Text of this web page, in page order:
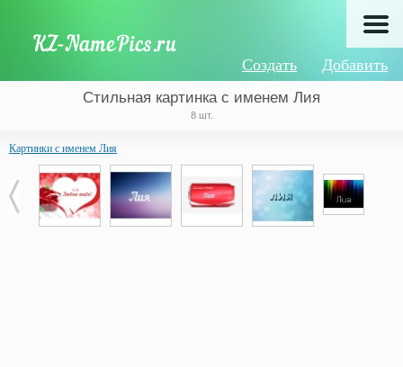
Добавить
Создать
Стильная картинка с именем Лия
8 шт.
Картинки с именем Лия